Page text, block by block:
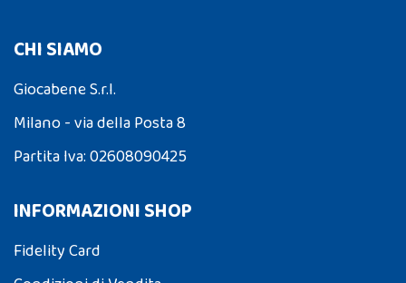
CHI SIAMO
Giocabene S.r.l.
Milano - via della Posta 8
Partita Iva: 02608090425
INFORMAZIONI SHOP
Fidelity Card